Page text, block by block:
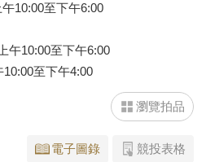
10:00至下午6:00
午10:00至下午6:00
至下午4:00
瀏覽拍品
電子圖錄 競投表格